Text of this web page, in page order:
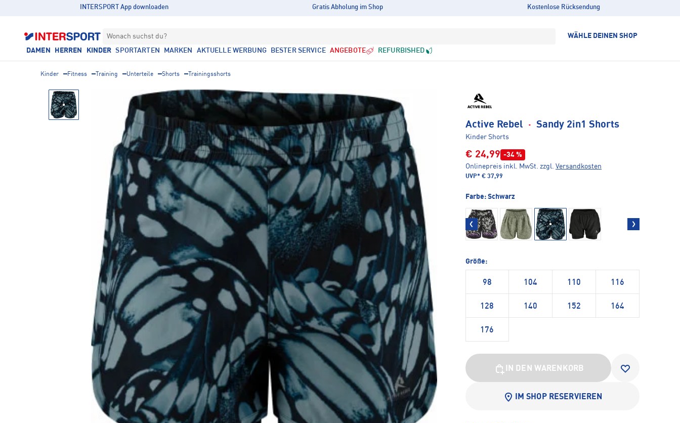
INTERSPORT App downloaden Gratis Abholung im Shop Kostenlose Rücksendung
Wonach suchst du? WÄHLE DEINEN SHOP
DAMEN HERREN KINDER SPORTARTEN MARKEN AKTUELLE WERBUNG BESTER SERVICE ANGEBOTE REFURBISHED
Kinder Fitness Training Unterteile Shorts Trainingsshorts
Active Rebel · Sandy 2in1 Shorts
Kinder Shorts
€ 24,99 -34 %
Onlinepreis inkl. MwSt. zzgl. Versandkosten
UVP* € 37,99
Farbe: Schwarz
Größe:
98 104 110 116
128 140 152 164
176
IN DEN WARENKORB
IM SHOP RESERVIEREN